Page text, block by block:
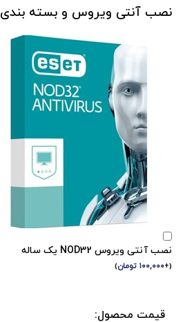
نصب آنتی ویروس و بسته بندی
نصب آنتی ویروس NOD32 یک ساله
(
+۱۰۰,۰۰۰ تومان)
قیمت محصول: